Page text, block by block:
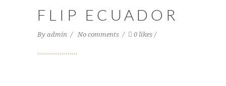
FLIP ECUADOR
By admin No comments 0 likes